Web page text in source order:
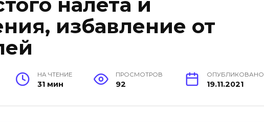
избавление от
НА ЧТЕНИЕ
31 мин
ПРОСМОТРОВ
92
ОПУБЛИКОВАНО
19.11.2021